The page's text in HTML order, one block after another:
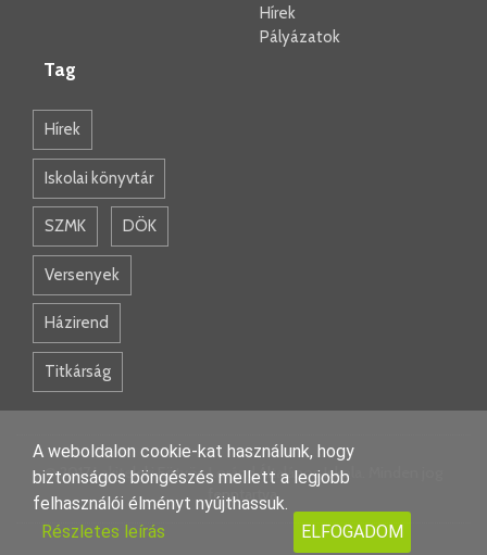
A weboldalon cookie-kat használunk, hogy
biztonságos böngészés mellett a legjobb
felhasználói élményt nyújthassuk.
Részletes leírás
ELFOGADOM
Hírek
Pályázatok
Tag
Hírek
Iskolai könyvtár
SZMK DÖK
Versenyek
Házirend
Titkárság
© 2017 Lakiteleki Eötvös Loránd Általános Iskola. Minden jog
fenntartva.